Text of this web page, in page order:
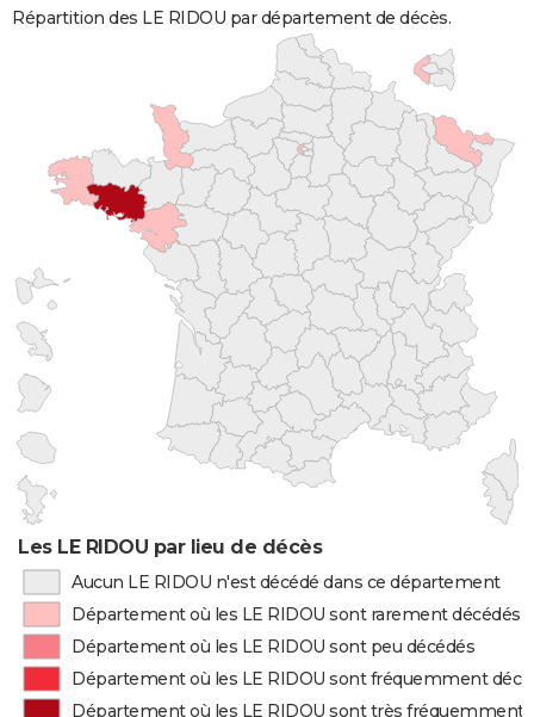
Répartition des LE RIDOU par département de décès.
Les LE RIDOU par lieu de décès
Aucun LE RIDOU n'est décédé dans ce département
Département où les LE RIDOU sont rarement décédés
Département où les LE RIDOU sont peu décédés
Département où les LE RIDOU sont fréquemment
Département où les LE RIDOU sont très fréquemment